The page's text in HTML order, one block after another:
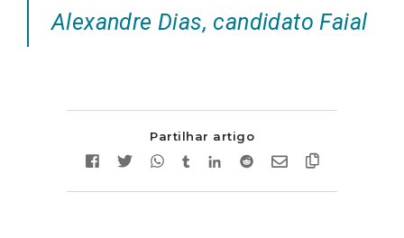
Alexandre Dias, candidato Faial
Partilhar artigo